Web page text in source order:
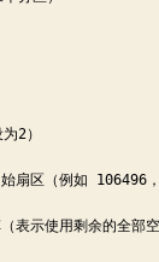
2）
扇区（例如 106496
表示使用剩余的全部空